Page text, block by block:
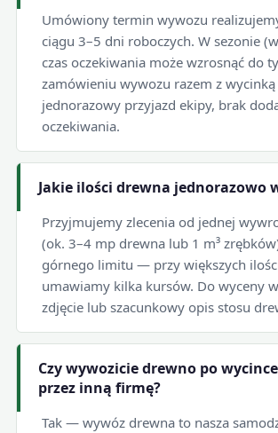
Umówiony termin wywozu
ciągu 3–5 dni roboczych. W sezonie
czas oczekiwania może wzrosnąć do
zamówieniu wywozu razem z
jednorazowy przyjazd ekipy, brak
oczekiwania.
Jakie ilości drewna jednorazowo
Przyjmujemy zlecenia od jednej
(ok. 3–4 mp drewna lub 1 m³
górnego limitu — przy większych
umawiamy kilka kursów. Do wyceny
zdjęcie lub szacunkowy opis stosu
Czy wywozicie drewno po
przez inną firmę?
Tak — wywóz drewna to nasza